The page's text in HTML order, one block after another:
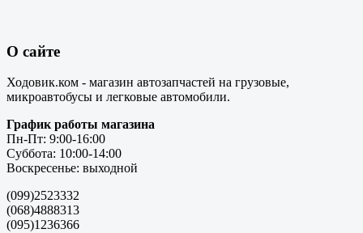
О сайте
Ходовик.ком - магазин автозапчастей на грузовые,
микроавтобусы и легковые автомобили.
График работы магазина
Пн-Пт: 9:00-16:00
Суббота: 10:00-14:00
Воскресенье: выходной
(099)2523332
(068)4888313
(095)1236366